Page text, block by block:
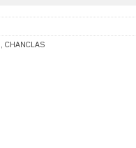
CHANCLAS